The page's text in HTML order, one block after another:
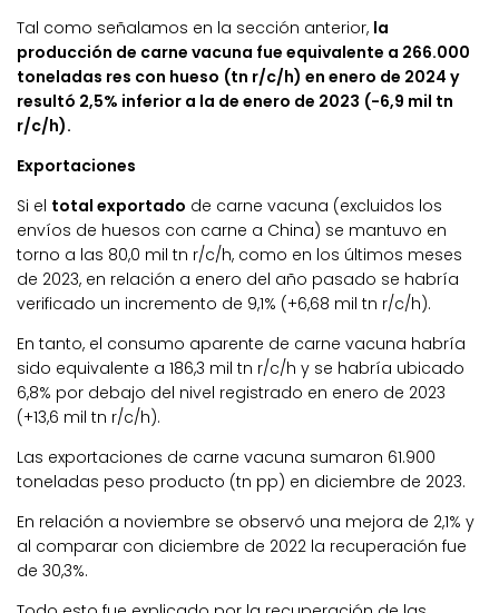
Tal como señalamos en la sección anterior, la
producción de carne vacuna fue equivalente a 266.000
toneladas res con hueso (tn r/c/h) en enero de 2024 y
resultó 2,5% inferior a la de enero de 2023 (-6,9 mil tn
r/c/h).
Exportaciones
Si el total exportado de carne vacuna (excluidos los
envíos de huesos con carne a China) se mantuvo en
torno a las 80,0 mil tn r/c/h, como en los últimos meses
de 2023, en relación a enero del año pasado se habría
verificado un incremento de 9,1% (+6,68 mil tn r/c/h).
En tanto, el consumo aparente de carne vacuna habría
sido equivalente a 186,3 mil tn r/c/h y se habría ubicado
6,8% por debajo del nivel registrado en enero de 2023
(+13,6 mil tn r/c/h).
Las exportaciones de carne vacuna sumaron 61.900
toneladas peso producto (tn pp) en diciembre de 2023.
En relación a noviembre se observó una mejora de 2,1% y
al comparar con diciembre de 2022 la recuperación fue
de 30,3%.